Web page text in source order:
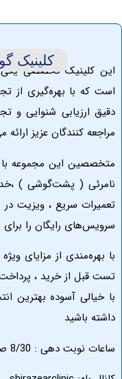
کلینیک ‏گوش
تخصصی یکی از
با بهره‌گیری از
شنوایی و تجویز
کنندگان عزیز ارائه می‌دهد
این مجموعه با ارائه
( پشت‌گوشی ) ،خدمات
سریع ، ویزیت در منزل و
رایگان را برای شما
از مزایای ویژه این
از خرید ، پرداخت
آسوده بهترین انتخاب
نوبت دهی :8/30 صبح تا 9/30 شب